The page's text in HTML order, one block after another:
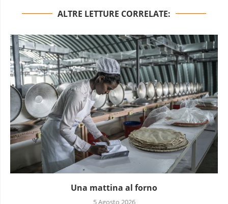
ALTRE LETTURE CORRELATE:
Una mattina al forno
5 Agosto 2026